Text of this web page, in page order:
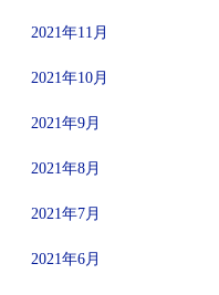
2021年11月
2021年10月
2021年9月
2021年8月
2021年7月
2021年6月